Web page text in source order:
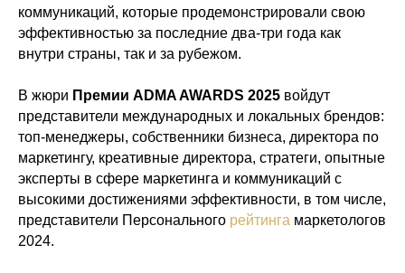
коммуникаций, которые продемонстрировали свою
эффективностью за последние два-три года как
внутри страны, так и за рубежом.
В жюри Премии ADMA AWARDS 2025 войдут
представители международных и локальных брендов:
топ-менеджеры, собственники бизнеса, директора по
маркетингу, креативные директора, стратеги, опытные
эксперты в сфере маркетинга и коммуникаций с
высокими достижениями эффективности, в том числе,
представители Персонального рейтинга маркетологов
2024.